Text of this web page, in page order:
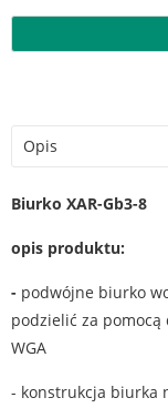
Opis
Biurko XAR-Gb3-8
opis produktu:
- podwójne biurko
podzielić za
WGA
- konstrukcja biurka